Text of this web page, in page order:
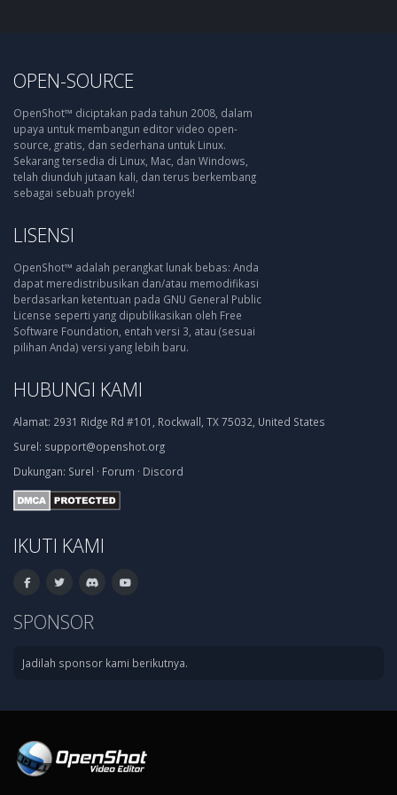
OPEN-SOURCE
OpenShot™ diciptakan pada tahun 2008, dalam
upaya untuk membangun editor video open-
source, gratis, dan sederhana untuk Linux.
Sekarang tersedia di Linux, Mac, dan Windows,
telah diunduh jutaan kali, dan terus berkembang
sebagai sebuah proyek!
LISENSI
OpenShot™ adalah perangkat lunak bebas: Anda
dapat meredistribusikan dan/atau memodifikasi
berdasarkan ketentuan pada GNU General Public
License seperti yang dipublikasikan oleh Free
Software Foundation, entah versi 3, atau (sesuai
pilihan Anda) versi yang lebih baru.
HUBUNGI KAMI
Alamat: 2931 Ridge Rd #101, Rockwall, TX 75032, United States
Surel: support@openshot.org
Dukungan: Surel · Forum · Discord
IKUTI KAMI
SPONSOR
Jadilah sponsor kami berikutnya.